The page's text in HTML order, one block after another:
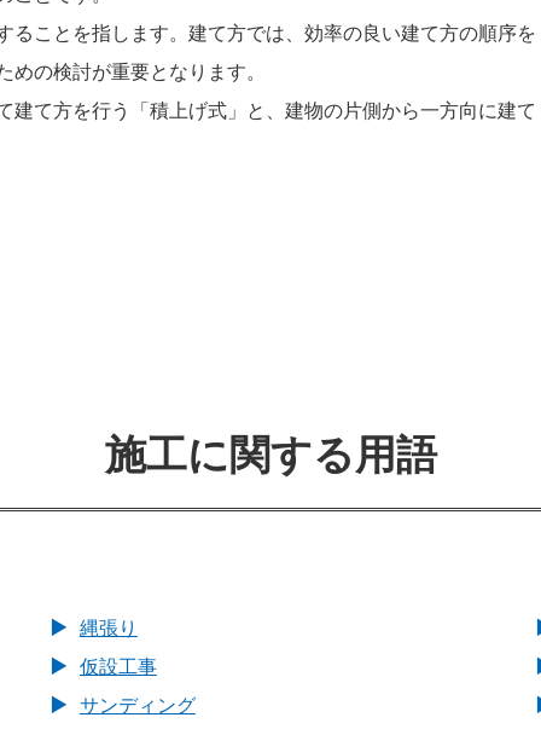
ことを指します。建て方では、効率の良い建て方の順序を
の検討が重要となります。
て方を行う「積上げ式」と、建物の片側から一方向に建て
施工に関する用語
縄張り
仮設工事
サンディング